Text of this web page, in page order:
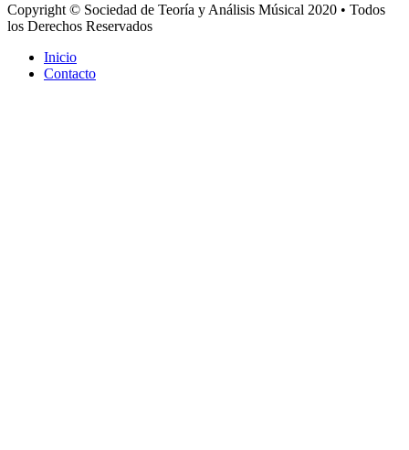
Copyright © Sociedad de Teoría y Análisis Músical 2020 • Todos
los Derechos Reservados
Inicio
Contacto